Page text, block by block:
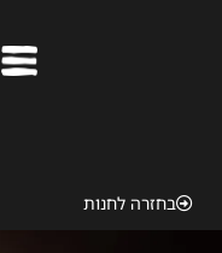
Jem JR 1940
בחזרה לחנות